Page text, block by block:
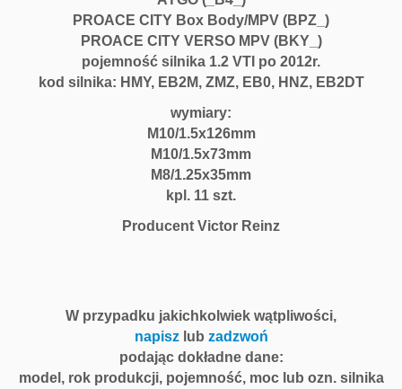
PROACE CITY Box Body/MPV (BPZ_)
PROACE CITY VERSO MPV (BKY_)
pojemność silnika 1.2 VTI po 2012r.
kod silnika: HMY, EB2M, ZMZ, EB0, HNZ, EB2DT
wymiary:
M10/1.5x126mm
M10/1.5x73mm
M8/1.25x35mm
kpl. 11 szt.
Producent Victor Reinz
W przypadku jakichkolwiek wątpliwości,
napiszlub zadzwoń
podając dokładne dane:
model, rok produkcji, pojemność, moc lub ozn. silnika